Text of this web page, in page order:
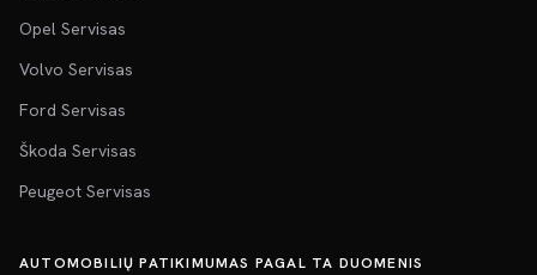
Opel Servisas
Volvo Servisas
Ford Servisas
Škoda Servisas
Peugeot Servisas
AUTOMOBILIŲ PATIKIMUMAS PAGAL TA DUOMENIS